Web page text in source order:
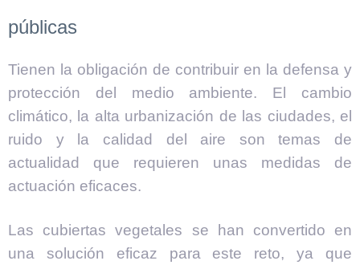
públicas
Tienen la obligación de contribuir en la defensa y
protección del medio ambiente. El cambio
climático, la alta urbanización de las ciudades, el
ruido y la calidad del aire son temas de
actualidad que requieren unas medidas de
actuación eficaces.
Las cubiertas vegetales se han convertido en
una solución eficaz para este reto, ya que